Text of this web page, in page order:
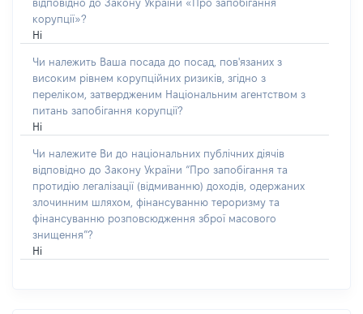
відповідно до Закону України «Про запобігання
корупції»?
Ні
Чи належить Ваша посада до посад, пов'язаних з
високим рівнем корупційних ризиків, згідно з
переліком, затвердженим Національним агентством з
питань запобігання корупції?
Ні
Чи належите Ви до національних публічних діячів
відповідно до Закону України “Про запобігання та
протидію легалізації (відмиванню) доходів, одержаних
злочинним шляхом, фінансуванню тероризму та
фінансуванню розповсюдження зброї масового
знищення”?
Ні